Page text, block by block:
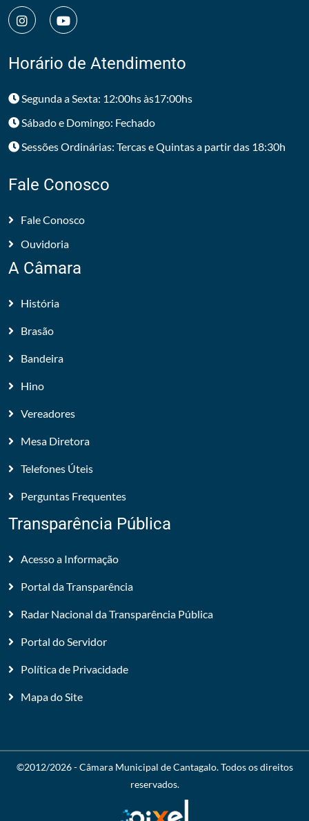
Horário de Atendimento
Segunda a Sexta: 12:00hs às17:00hs
Sábado e Domingo: Fechado
Sessões Ordinárias: Tercas e Quintas a partir das 18:30h
Fale Conosco
Fale Conosco
Ouvidoria
A Câmara
História
Brasão
Bandeira
Hino
Vereadores
Mesa Diretora
Telefones Úteis
Perguntas Frequentes
Transparência Pública
Acesso a Informação
Portal da Transparência
Radar Nacional da Transparência Pública
Portal do Servidor
Política de Privacidade
Mapa do Site
©2012/2026 -Câmara Municipal de Cantagalo. Todos os direitos
reservados.